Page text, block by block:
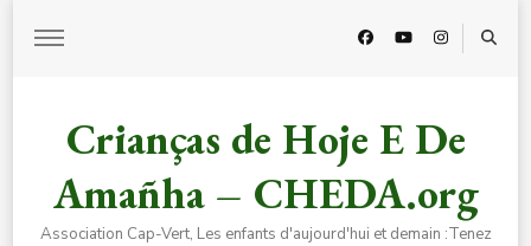
Crianças de Hoje E De
Amañha – CHEDA.org
Association Cap-Vert, Les enfants d'aujourd'hui et demain :Tenez